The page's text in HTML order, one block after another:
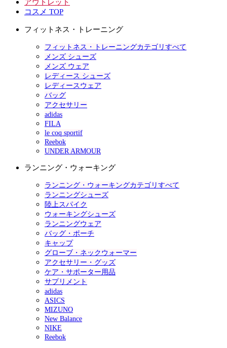
アウトレット
コスメ TOP
フィットネス・トレーニング
フィットネス・トレーニングカテゴリすべて
メンズ シューズ
メンズ ウェア
レディース シューズ
レディースウェア
バッグ
アクセサリー
adidas
FILA
le coq sportif
Reebok
UNDER ARMOUR
ランニング・ウォーキング
ランニング・ウォーキングカテゴリすべて
ランニングシューズ
陸上スパイク
ウォーキングシューズ
ランニングウェア
バッグ・ポーチ
キャップ
グローブ・ネックウォーマー
アクセサリー・グッズ
ケア・サポーター用品
サプリメント
adidas
ASICS
MIZUNO
New Balance
NIKE
Reebok